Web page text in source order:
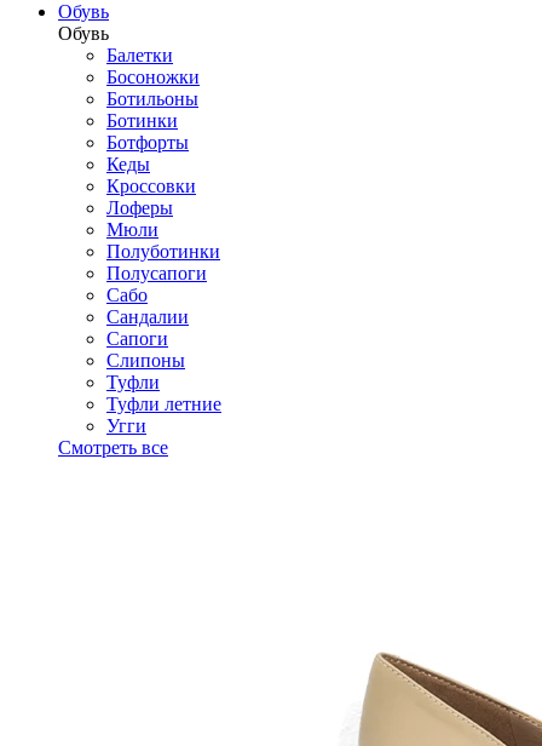
Обувь
Обувь
Балетки
Босоножки
Ботильоны
Ботинки
Ботфорты
Кеды
Кроссовки
Лоферы
Мюли
Полуботинки
Полусапоги
Сабо
Сандалии
Сапоги
Слипоны
Туфли
Туфли летние
Угги
Смотреть все